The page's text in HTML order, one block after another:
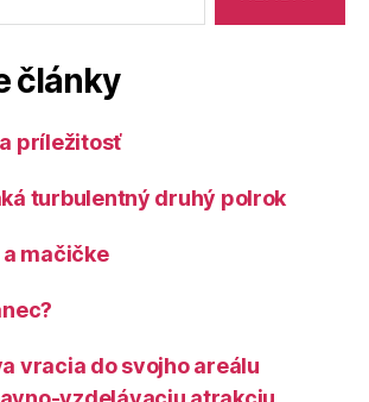
články
príležitosť
turbulentný druhý polrok
mačičke
vracia do svojho areálu